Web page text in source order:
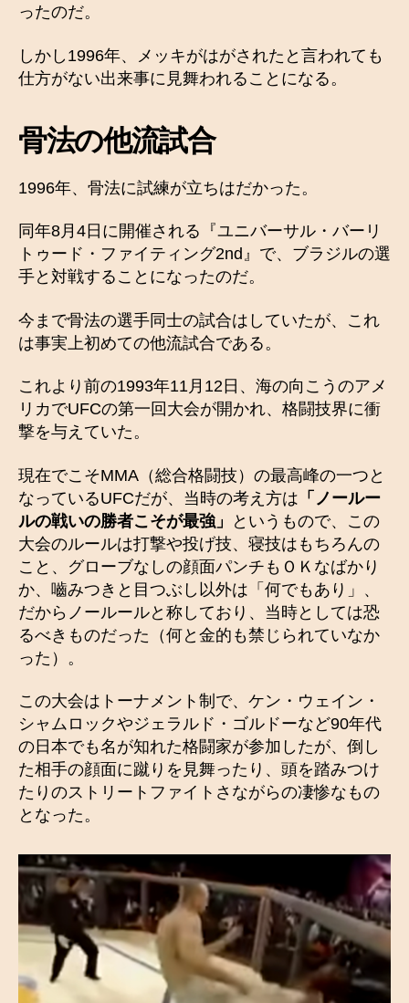
ったのだ。
しかし1996年、メッキがはがされたと言われても
仕方がない出来事に見舞われることになる。
骨法の他流試合
1996年、骨法に試練が立ちはだかった。
同年8月4日に開催される『ユニバーサル・バーリ
トゥード・ファイティング2nd』で、ブラジルの選
手と対戦することになったのだ。
今まで骨法の選手同士の試合はしていたが、これ
は事実上初めての他流試合である。
これより前の1993年11月12日、海の向こうのアメ
リカでUFCの第一回大会が開かれ、格闘技界に衝
撃を与えていた。
現在でこそMMA（総合格闘技）の最高峰の一つと
なっているUFCだが、当時の考え方は 「ノールー
ルの戦いの勝者こそが最強」
というもので、この
大会のルールは打撃や投げ技、寝技はもちろんの
こと、グローブなしの顔面パンチもＯＫなばかり
か、嚙みつきと目つぶし以外は「何でもあり」、
だからノールールと称しており、当時としては恐
るべきものだった（何と金的も禁じられていなか
った）。
この大会はトーナメント制で、ケン・ウェイン・
シャムロックやジェラルド・ゴルドーなど90年代
の日本でも名が知れた格闘家が参加したが、倒し
た相手の顔面に蹴りを見舞ったり、頭を踏みつけ
たりのストリートファイトさながらの凄惨なもの
となった。